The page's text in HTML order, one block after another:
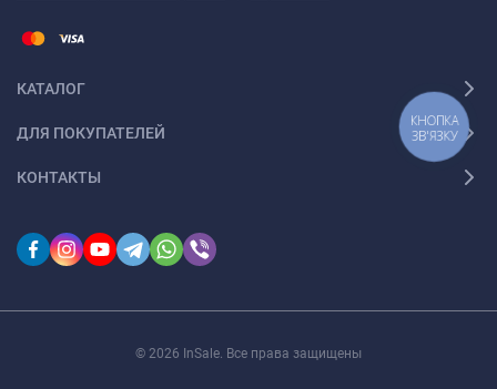
Принцип работы и конструкция вентилятора среднего
обладают спиральными поворотными
КАТАЛОГ
ДЛЯ ПОКУПАТЕЛЕЙ
КОНТАКТЫ
© 2026 InSale. Все права защищены
КНОПКА
ЗВ'ЯЗКУ